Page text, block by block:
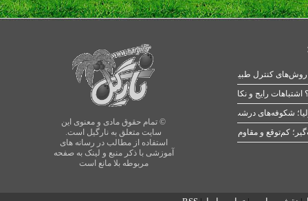
© تمام حقوق مادی و معنوی این
سایت متعلق به نارگیل است.
استفاده از مطالب در رسانه های
آموزشی با ذکر منبع و لینک به صفحه
مربوطه بلا مانع است
رایج و نکات طلایی
شکوفه‌های درشت در بهار